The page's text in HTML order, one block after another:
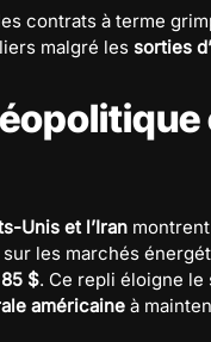
contrats à terme
malgré les sorties
Unis et l’Iran
les marchés
85 $. Ce repli éloigne
américaine à